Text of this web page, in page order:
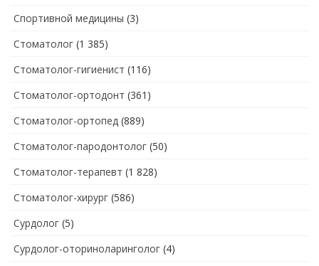
Спортивной медицины (3)
Стоматолог (1 385)
Стоматолог-гигиенист (116)
Стоматолог-ортодонт (361)
Стоматолог-ортопед (889)
Стоматолог-пародонтолог (50)
Стоматолог-терапевт (1 828)
Стоматолог-хирург (586)
Сурдолог (5)
Сурдолог-оториноларинголог (4)